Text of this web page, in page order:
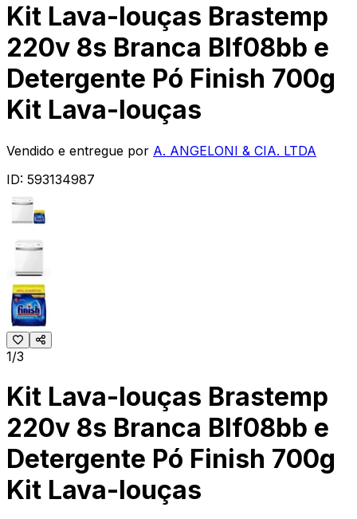
Kit Lava-louças Brastemp
220v 8s Branca Blf08bb e
Detergente Pó Finish 700g
Kit Lava-louças
Vendido e entregue por A. ANGELONI & CIA. LTDA
ID: 593134987
1/3
Kit Lava-louças Brastemp
220v 8s Branca Blf08bb e
Detergente Pó Finish 700g
Kit Lava-louças